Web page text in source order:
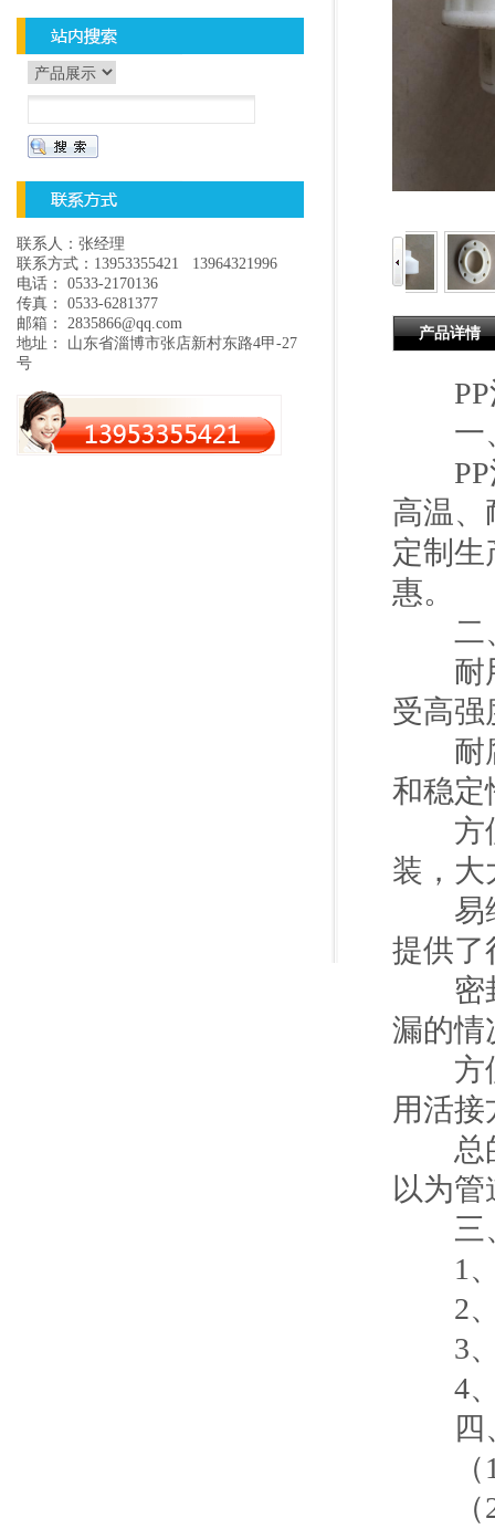
产品详情
PP
一、
PP活
高温、
定制生
惠。
二
耐用
受高强
耐腐
和稳定
方便
装，大
易维
提供了
密封
漏的情
方便
用活
总的
以为管
三、
1、
2、
3、
4、
四、
（1
（2
联系人：张经理
联系方式：13953355421 13964321996
电话： 0533-2170136
传真： 0533-6281377
邮箱： 2835866@qq.com
地址： 山东省淄博市张店新村东路4甲-27
号